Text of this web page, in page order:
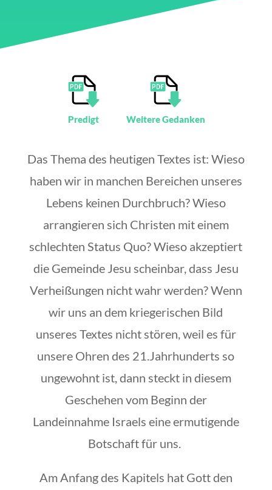
Predigt Weitere Gedanken
Das Thema des heutigen Textes ist: Wieso
haben wir in manchen Bereichen unseres
Lebens keinen Durchbruch? Wieso
arrangieren sich Christen mit einem
schlechten Status Quo? Wieso akzeptiert
die Gemeinde Jesu scheinbar, dass Jesu
Verheißungen nicht wahr werden? Wenn
wir uns an dem kriegerischen Bild
unseres Textes nicht stören, weil es für
unsere Ohren des 21.Jahrhunderts so
ungewohnt ist, dann steckt in diesem
Geschehen vom Beginn der
Landeinnahme Israels eine ermutigende
Botschaft für uns.
Am Anfang des Kapitels hat Gott den